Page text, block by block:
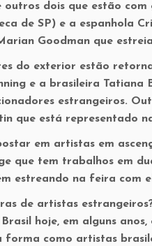
outros dois que estão com
de SP) e a espanhola
Goodman que
do exterior estão
e a brasileira Tatiana
estrangeiros.
que está representado
em artistas em
que tem trabalhos em
estreando na feira com
de artistas
hoje, em alguns
forma como artistas